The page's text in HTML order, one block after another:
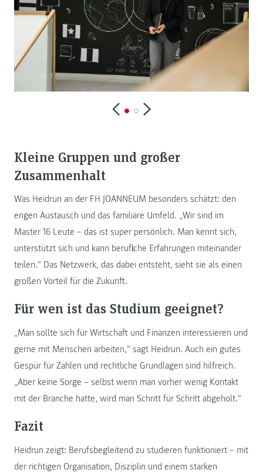
Kleine Gruppen und großer
Zusammenhalt
Was Heidrun an der FH JOANNEUM besonders schätzt: den
engen Austausch und das familiäre Umfeld. „Wir sind im
Master 16 Leute – das ist super persönlich. Man kennt sich,
unterstützt sich und kann berufliche Erfahrungen miteinander
teilen.“ Das Netzwerk, das dabei entsteht, sieht sie als einen
großen Vorteil für die Zukunft.
Für wen ist das Studium geeignet?
„Man sollte sich für Wirtschaft und Finanzen interessieren und
gerne mit Menschen arbeiten,“ sagt Heidrun. Auch ein gutes
Gespür für Zahlen und rechtliche Grundlagen sind hilfreich.
„Aber keine Sorge – selbst wenn man vorher wenig Kontakt
mit der Branche hatte, wird man Schritt für Schritt abgeholt.“
Fazit
Heidrun zeigt: Berufsbegleitend zu studieren funktioniert – mit
der richtigen Organisation, Disziplin und einem starken